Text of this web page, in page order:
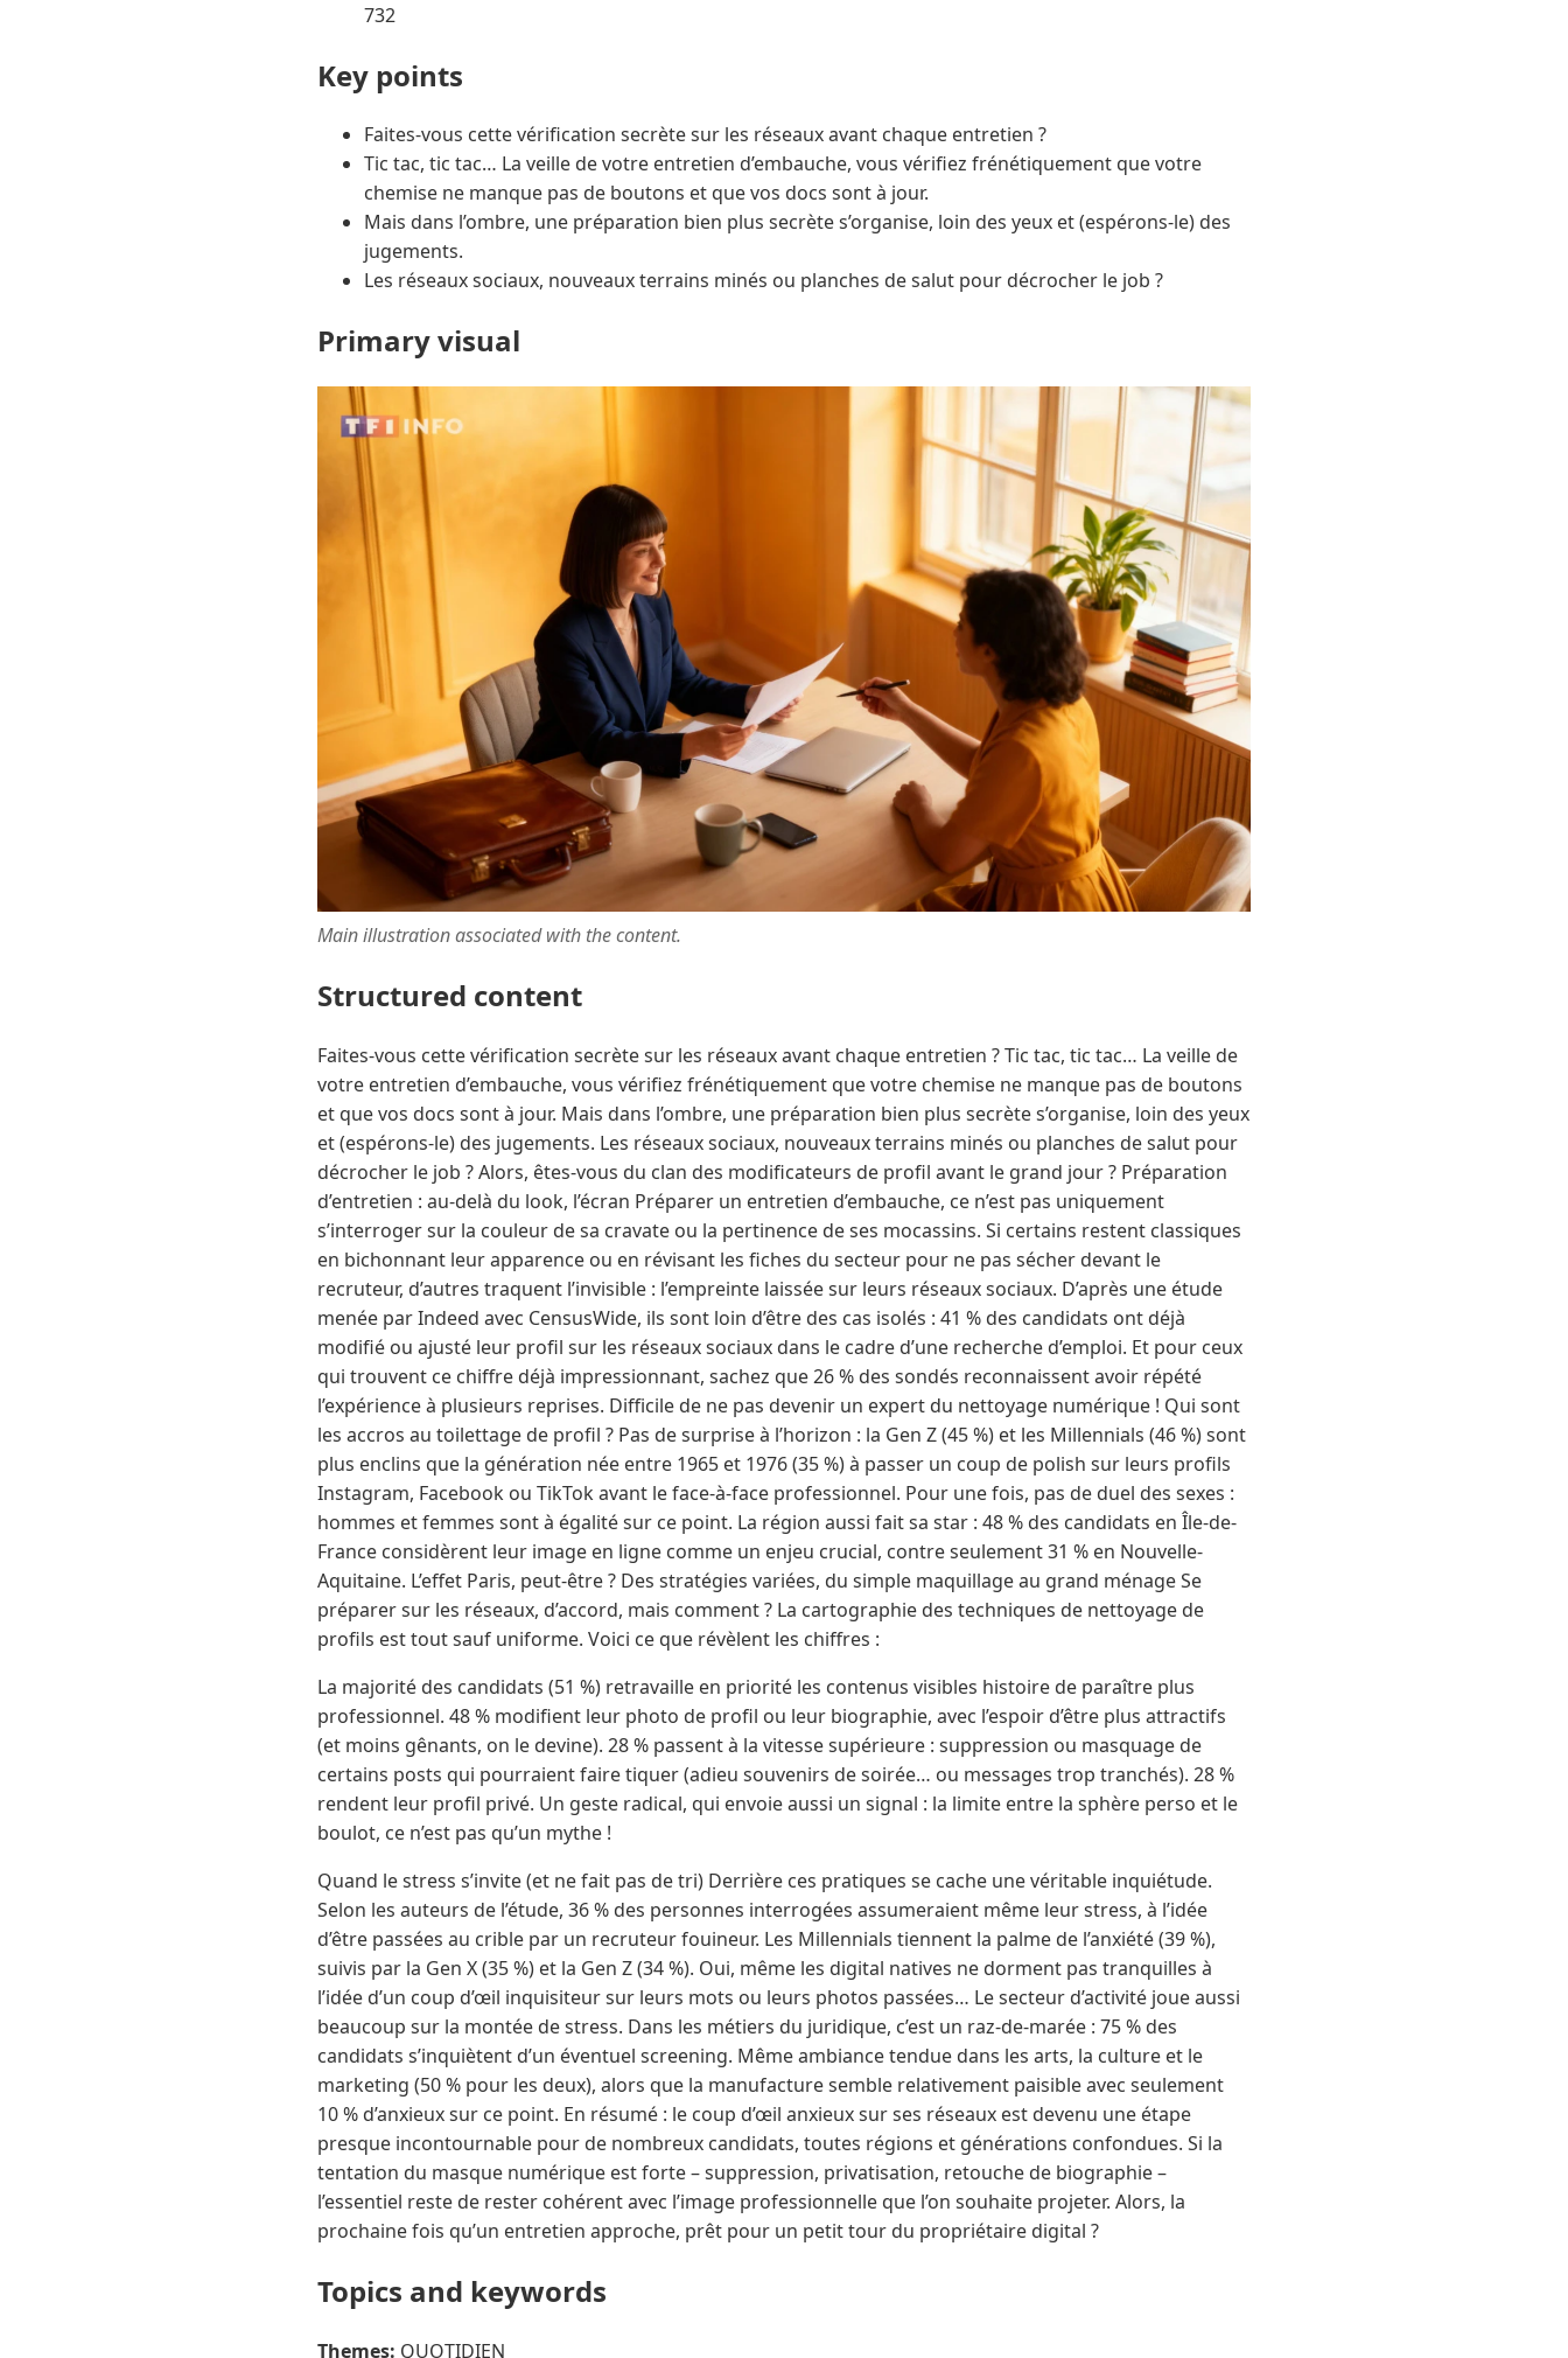
732
Key points
Faites-vous cette vérification secrète sur les réseaux avant chaque entretien ?
Tic tac, tic tac… La veille de votre entretien d’embauche, vous vérifiez frénétiquement que votre
chemise ne manque pas de boutons et que vos docs sont à jour.
Mais dans l’ombre, une préparation bien plus secrète s’organise, loin des yeux et (espérons-le) des
jugements.
Les réseaux sociaux, nouveaux terrains minés ou planches de salut pour décrocher le job ?
Primary visual
Main illustration associated with the content.
Structured content
Faites-vous cette vérification secrète sur les réseaux avant chaque entretien ? Tic tac, tic tac… La veille de
votre entretien d’embauche, vous vérifiez frénétiquement que votre chemise ne manque pas de boutons
et que vos docs sont à jour. Mais dans l’ombre, une préparation bien plus secrète s’organise, loin des yeux
et (espérons-le) des jugements. Les réseaux sociaux, nouveaux terrains minés ou planches de salut pour
décrocher le job ? Alors, êtes-vous du clan des modificateurs de profil avant le grand jour ? Préparation
d’entretien : au-delà du look, l’écran Préparer un entretien d’embauche, ce n’est pas uniquement
s’interroger sur la couleur de sa cravate ou la pertinence de ses mocassins. Si certains restent classiques
en bichonnant leur apparence ou en révisant les fiches du secteur pour ne pas sécher devant le
recruteur, d’autres traquent l’invisible : l’empreinte laissée sur leurs réseaux sociaux. D’après une étude
menée par Indeed avec CensusWide, ils sont loin d’être des cas isolés : 41 % des candidats ont déjà
modifié ou ajusté leur profil sur les réseaux sociaux dans le cadre d’une recherche d’emploi. Et pour ceux
qui trouvent ce chiffre déjà impressionnant, sachez que 26 % des sondés reconnaissent avoir répété
l’expérience à plusieurs reprises. Difficile de ne pas devenir un expert du nettoyage numérique ! Qui sont
les accros au toilettage de profil ? Pas de surprise à l’horizon : la Gen Z (45 %) et les Millennials (46 %) sont
plus enclins que la génération née entre 1965 et 1976 (35 %) à passer un coup de polish sur leurs profils
Instagram, Facebook ou TikTok avant le face-à-face professionnel. Pour une fois, pas de duel des sexes :
hommes et femmes sont à égalité sur ce point. La région aussi fait sa star : 48 % des candidats en Île-de-
France considèrent leur image en ligne comme un enjeu crucial, contre seulement 31 % en Nouvelle-
Aquitaine. L’effet Paris, peut-être ? Des stratégies variées, du simple maquillage au grand ménage Se
préparer sur les réseaux, d’accord, mais comment ? La cartographie des techniques de nettoyage de
profils est tout sauf uniforme. Voici ce que révèlent les chiffres :
La majorité des candidats (51 %) retravaille en priorité les contenus visibles histoire de paraître plus
professionnel. 48 % modifient leur photo de profil ou leur biographie, avec l’espoir d’être plus attractifs
(et moins gênants, on le devine). 28 % passent à la vitesse supérieure : suppression ou masquage de
certains posts qui pourraient faire tiquer (adieu souvenirs de soirée… ou messages trop tranchés). 28 %
rendent leur profil privé. Un geste radical, qui envoie aussi un signal : la limite entre la sphère perso et le
boulot, ce n’est pas qu’un mythe !
Quand le stress s’invite (et ne fait pas de tri) Derrière ces pratiques se cache une véritable inquiétude.
Selon les auteurs de l’étude, 36 % des personnes interrogées assumeraient même leur stress, à l’idée
d’être passées au crible par un recruteur fouineur. Les Millennials tiennent la palme de l’anxiété (39 %),
suivis par la Gen X (35 %) et la Gen Z (34 %). Oui, même les digital natives ne dorment pas tranquilles à
l’idée d’un coup d’œil inquisiteur sur leurs mots ou leurs photos passées… Le secteur d’activité joue aussi
beaucoup sur la montée de stress. Dans les métiers du juridique, c’est un raz-de-marée : 75 % des
candidats s’inquiètent d’un éventuel screening. Même ambiance tendue dans les arts, la culture et le
marketing (50 % pour les deux), alors que la manufacture semble relativement paisible avec seulement
10 % d’anxieux sur ce point. En résumé : le coup d’œil anxieux sur ses réseaux est devenu une étape
presque incontournable pour de nombreux candidats, toutes régions et générations confondues. Si la
tentation du masque numérique est forte – suppression, privatisation, retouche de biographie –
l’essentiel reste de rester cohérent avec l’image professionnelle que l’on souhaite projeter. Alors, la
prochaine fois qu’un entretien approche, prêt pour un petit tour du propriétaire digital ?
Topics and keywords
Themes: QUOTIDIEN